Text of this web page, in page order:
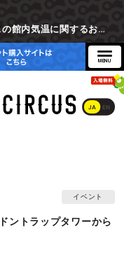
【重要】東京ミステリーサーカスの館内気温に関するお詫びとご参加辞退時の返金対応について
JA EN
イベント
ントラップタワーから